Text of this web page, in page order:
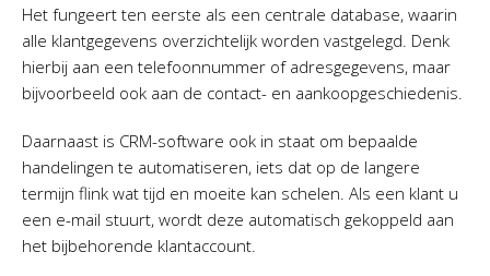
Het fungeert ten eerste als een centrale database, waarin
alle klantgegevens overzichtelijk worden vastgelegd. Denk
hierbij aan een telefoonnummer of adresgegevens, maar
bijvoorbeeld ook aan de contact- en aankoopgeschiedenis.
Daarnaast is CRM-software ook in staat om bepaalde
handelingen te automatiseren, iets dat op de langere
termijn flink wat tijd en moeite kan schelen. Als een klant u
een e-mail stuurt, wordt deze automatisch gekoppeld aan
het bijbehorende klantaccount.